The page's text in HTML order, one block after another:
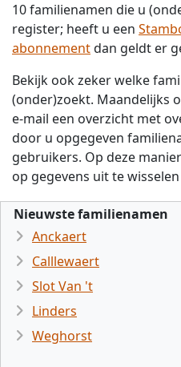
10 familienamen die u
register; heeft u een
abonnementdan geldt er
Bekijk ook zeker welke
(onder)zoekt. Maandelijks
e-mail een overzicht met
door u opgegeven
gebruikers. Op deze
op gegevens uit te
Nieuwste familienamen
Anckaert
Calllewaert
Slot Van 't
Linders
Weghorst